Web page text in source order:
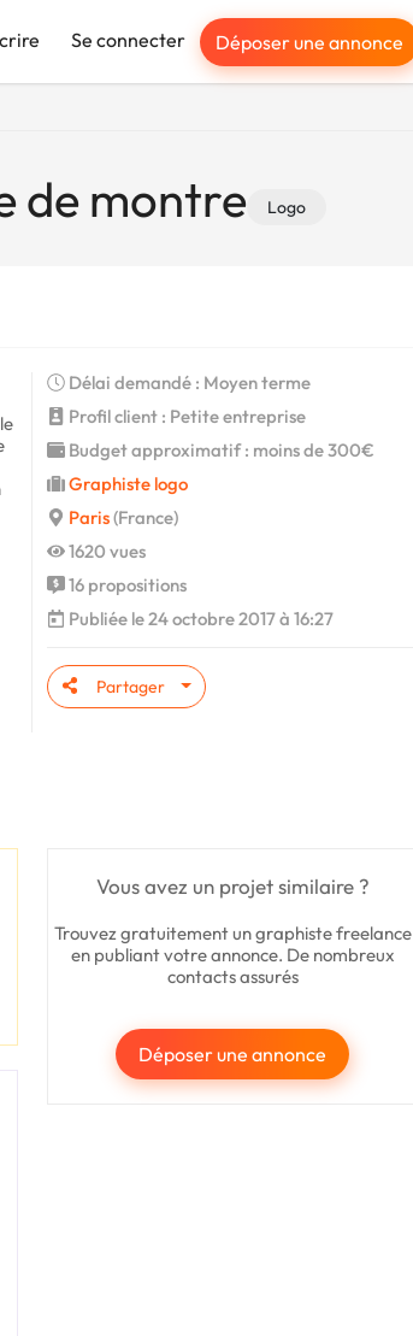
Se connecter Déposer une annonce
de montre Logo
Délai demandé : Moyen terme
Profil client : Petite entreprise
Budget approximatif : moins de 300€
Graphiste logo
Paris(France)
1620 vues
16 propositions
Publiée le 24 octobre 2017 à 16:27
Partager
Vous avez un projet similaire ?
Trouvez gratuitement un graphiste freelance
en publiant votre annonce. De nombreux
contacts assurés
Déposer une annonce